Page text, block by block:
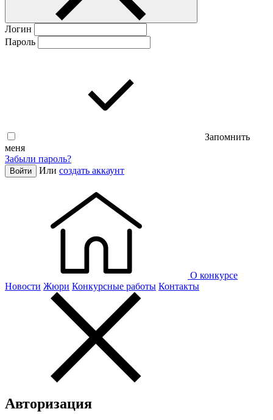
Логин
Пароль
Запомнить
меня
Забыли пароль?
Войти Или создать аккаунт
О конкурсе
Новости Жюри Конкурсные работы Контакты
Авторизация